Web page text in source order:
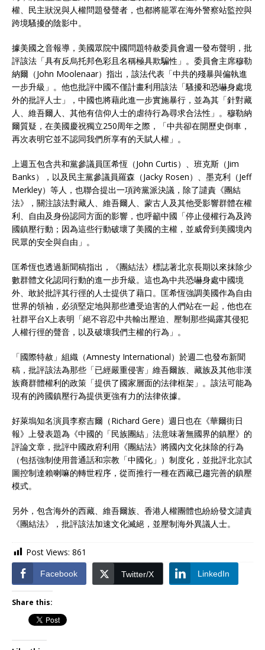
權、民主狀況與人權問題發聲者，也都將籠罩在海外警察站監控與
跨境騷擾的陰影中。
據美國之音報導，美國眾院中國問題特赦委員會週一發布聲明，批
評該法「具有反烏托邦色彩且名稱極具欺騙性」。委員會主席穆勒
納爾（John Moolenaar）指出，該法代表「中共的殘暴與偏執進
一步升級」。他也批評中國不僅計畫利用該法「騷擾和恐嚇身處境
外的批評人士」，中國也將藉此進一步實施暴行，並為其「針對藏
人、維吾爾人、其他有信仰人士的虐待行為尋求合法性」。穆勒納
爾質疑，在美國慶祝獨立250周年之際，「中共卻在開歷史倒車，
再次表明它並不認同我們所享有的天賦人權」。
上週五包含共和黨參議員匡希恆（John Curtis）、班克斯（Jim
Banks），以及民主黨參議員羅森（Jacky Rosen）、墨克利（Jeff
Merkley）等人，也聯合提出一項跨黨派決議，除了譴責《團結
法》，關注該法對藏人、維吾爾人、蒙古人及其他受影響群體在權
利、自由及身份認同方面的影響，也呼籲中國「停止侵權行為及跨
國鎮壓行動；因為這些行動破壞了美國的主權，並威脅到美國境內
民眾的安全與自由」。
匡希恆也透過新聞稿指出，《團結法》標誌著北京長期以來抹除少
數群體文化認同行動的進一步升級。這也為中共恐嚇身處中國境
外、敢於批評其行徑的人士提供了藉口。匡希恆強調美國作為自由
世界的領袖，必須堅定地與那些遭受迫害的人們站在一起，他也在
社群平台X上表明「絕不容忍中共輸出壓迫、壓制那些揭露其侵犯
人權行徑的聲音，以及破壞我們主權的行為」。
「國際特赦」組織（Amnesty International）於週二也發布新聞
稿，批評該法為那些「已經嚴重侵害」維吾爾族、藏族及其他非漢
族裔群體權利的政策「提供了國家層面的法律框架」。該法可能為
現有的跨國鎮壓行為提供更強有力的法律依據。
好萊塢知名演員李察吉爾（Richard Gere）週日也在《華爾街日
報》上發表題為《中國的「民族團結」法意味著無國界的鎮壓》的
評論文章，批評中國政府利用《團結法》將國內文化抹除的行為
（包括強制使用普通話和宗教「中國化」）制度化，並批評北京試
圖控制達賴喇嘛的轉世程序，從而推行一種在西藏已趨完善的鎮壓
模式。
另外，包含海外的西藏、維吾爾族、香港人權團體也紛紛發文譴責
《團結法》，批評該法加速文化滅絕，並壓制海外異議人士。
Post Views: 861
Facebook Twitter/X LinkedIn
Share this: